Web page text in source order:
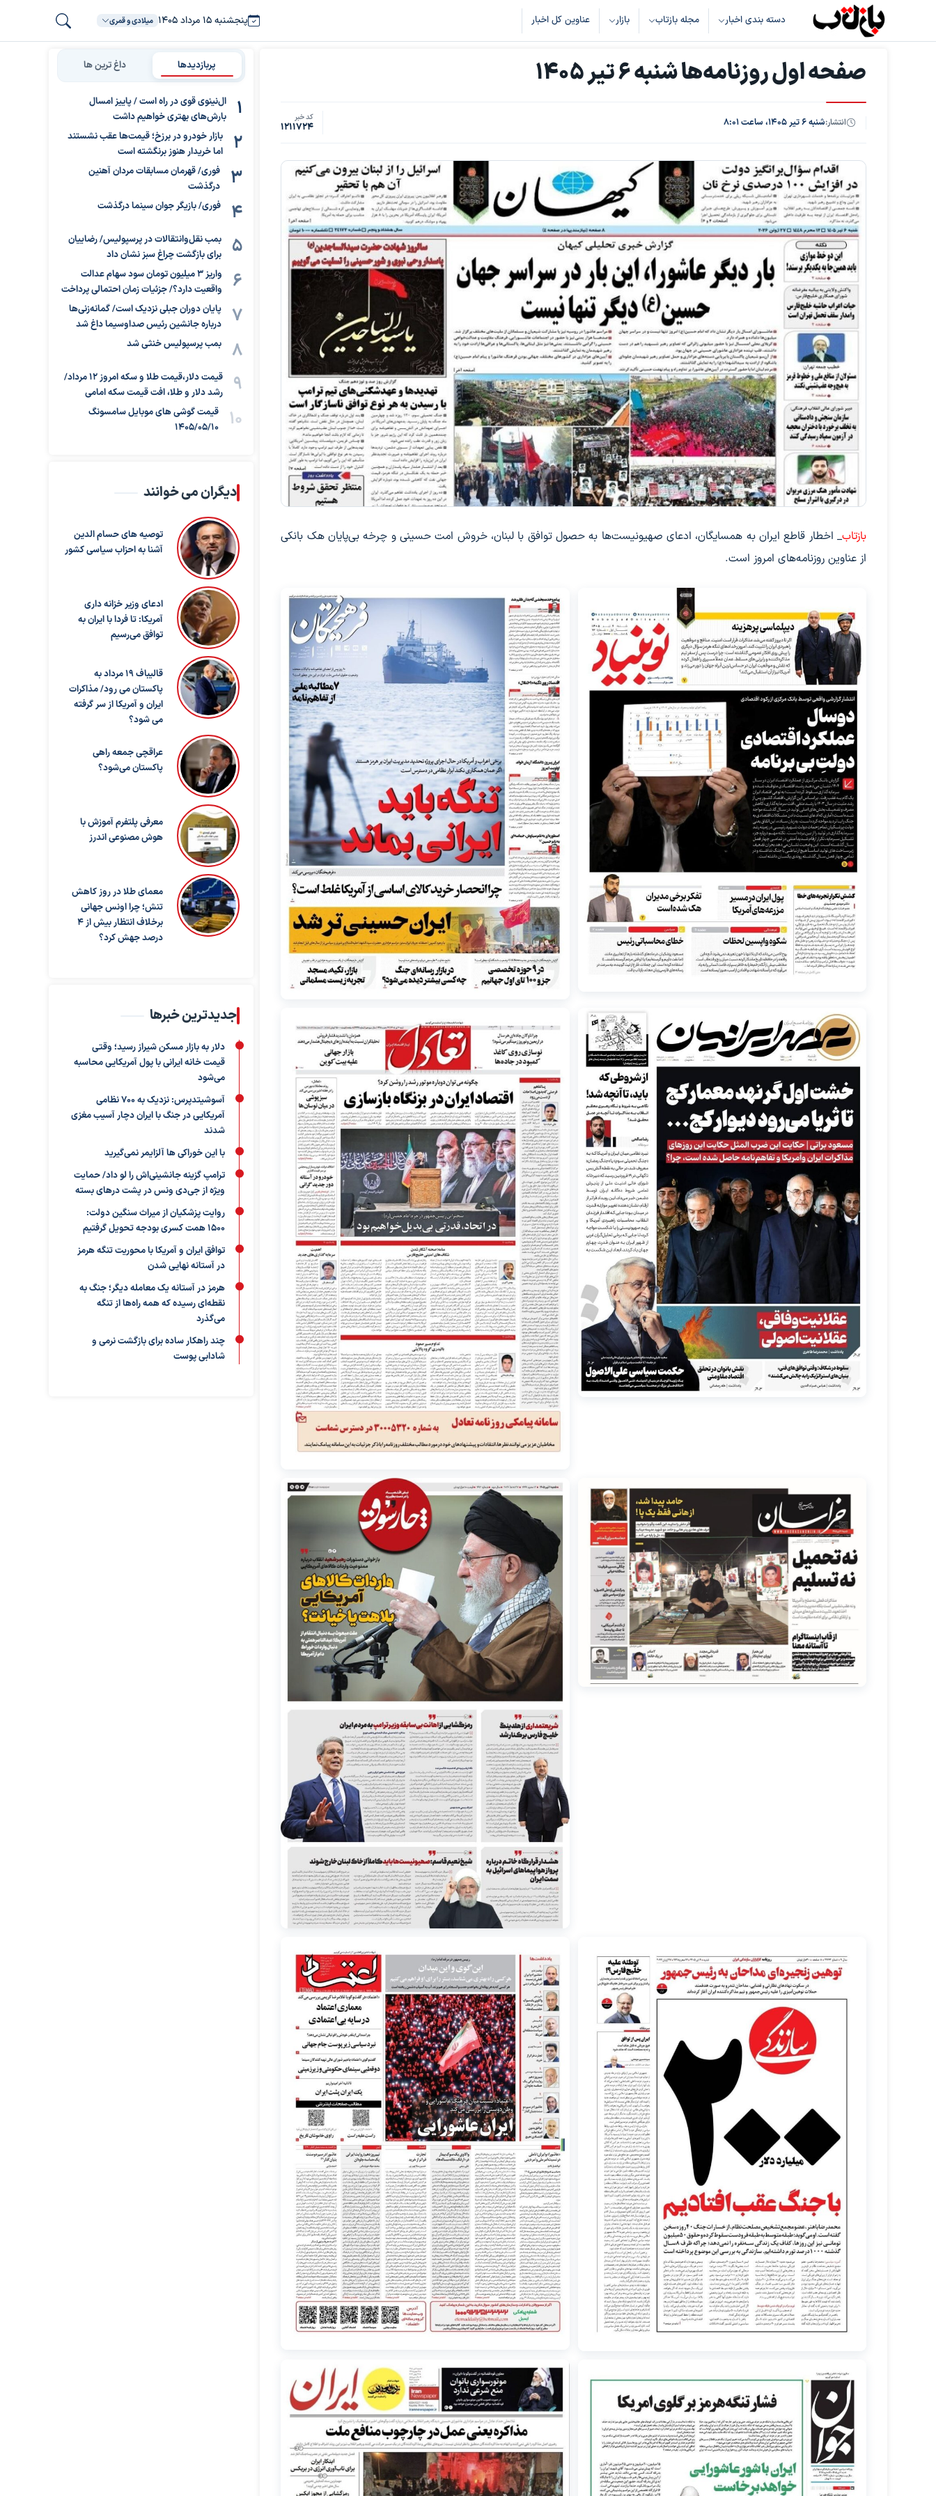
دسته بندی اخبار مجله بازتاب بازار عناوین کل اخبار پنجشنبه ۱۵ مرداد ۱۴۰۵ میلادی و قمری
صفحه اول روزنامه‌ها شنبه 6 تیر 1405
انتشار:شنبه ۶ تیر ۱۴۰۵، ساعت ۸:۰۱ کد خبر
1211724
بازتاب_ اخطار قاطع ایران به همسایگان، ادعای صهیونیست‌ها به حصول توافق با لبنان، خروش امت حسینی و چرخه بی‌پایان هک بانکی
از عناوین روزنامه‌های امروز است.
پربازدیدها داغ ترین ها
ال‌نینوی قوی در راه است / پاییز امسال
بارش‌های بهتری خواهیم داشت
بازار خودرو در برزخ؛ قیمت‌ها عقب نشستند
اما خریدار هنوز برنگشته است
فوری/ قهرمان مسابقات مردان آهنین
درگذشت
فوری/ بازیگر جوان سینما درگذشت
بمب نقل‌وانتقالات در پرسپولیس/ رضاییان
برای بازگشت چراغ سبز نشان داد
واریز ۳ میلیون تومان سود سهام عدالت
واقعیت دارد؟/ جزئیات زمان احتمالی پرداخت
پایان دوران جبلی نزدیک است/ گمانه‌زنی‌ها
درباره جانشین رئیس صداوسیما داغ شد
بمب پرسپولیس خنثی شد
قیمت دلار،قیمت طلا و سکه امروز ۱۲ مرداد/
رشد دلار و طلا، افت قیمت سکه امامی
قیمت گوشی های موبایل سامسونگ
1405/05/10
دیگران می خوانند
توصیه های حسام الدین
آشنا به احزاب سیاسی کشور
ادعای وزیر خزانه داری
آمریکا: تا فردا با ایران به
توافق می‌رسیم
قالیباف ۱۹ مرداد به
پاکستان می رود/ مذاکرات
ایران و آمریکا از سر گرفته
می شود؟
عراقچی جمعه راهی
پاکستان می‌شود؟
معرفی پلتفرم آموزش با
هوش مصنوعی اندرز
معمای طلا در روز کاهش
تنش؛ چرا اونس جهانی
برخلاف انتظار بیش از ۴
درصد جهش کرد؟
جدیدترین خبرها
دلار به بازار مسکن شیراز رسید؛ وقتی
قیمت خانه ایرانی با پول آمریکایی محاسبه
می‌شود
آسوشیتدپرس: نزدیک به ۷۰۰ نظامی
آمریکایی در جنگ با ایران دچار آسیب مغزی
شدند
با این خوراکی ها آلزایمر نمی‌گیرید
ترامپ گزینه جانشینی‌اش را لو داد/ حمایت
ویژه از جی‌دی ونس در پشت درهای بسته
روایت پزشکیان از میراث سنگین دولت:
۱۵۰۰ همت کسری بودجه تحویل گرفتیم
توافق ایران و آمریکا با محوریت تنگه هرمز
در آستانه نهایی شدن
هرمز در آستانه یک معامله دیگر؛ جنگ به
نقطه‌ای رسیده که همه راه‌ها از تنگه
می‌گذرد
چند راهکار ساده برای بازگشت نرمی و
شادابی پوست